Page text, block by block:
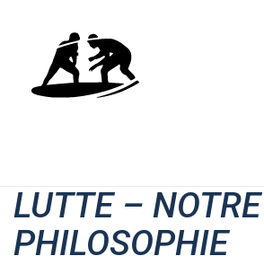
LUTTE – NOTRE
PHILOSOPHIE